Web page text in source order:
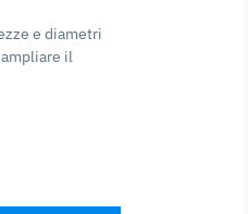
e diametri
il